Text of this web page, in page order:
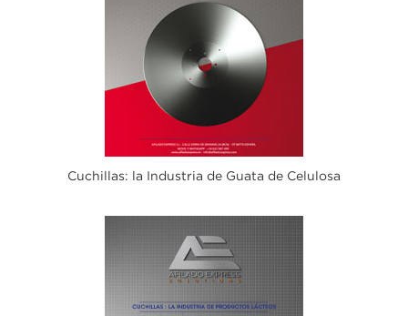
Cuchillas: la Industria de Guata de Celulosa